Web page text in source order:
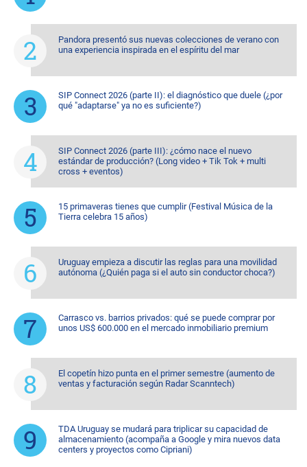
Pandora presentó sus nuevas colecciones de verano con
una experiencia inspirada en el espíritu del mar
SIP Connect 2026 (parte II): el diagnóstico que duele (¿por
qué "adaptarse" ya no es suficiente?)
SIP Connect 2026 (parte III): ¿cómo nace el nuevo
estándar de producción? (Long video + Tik Tok + multi
cross + eventos)
15 primaveras tienes que cumplir (Festival Música de la
Tierra celebra 15 años)
Uruguay empieza a discutir las reglas para una movilidad
autónoma (¿Quién paga si el auto sin conductor choca?)
Carrasco vs. barrios privados: qué se puede comprar por
unos US$ 600.000 en el mercado inmobiliario premium
El copetín hizo punta en el primer semestre (aumento de
ventas y facturación según Radar Scanntech)
TDA Uruguay se mudará para triplicar su capacidad de
almacenamiento (acompaña a Google y mira nuevos data
centers y proyectos como Cipriani)